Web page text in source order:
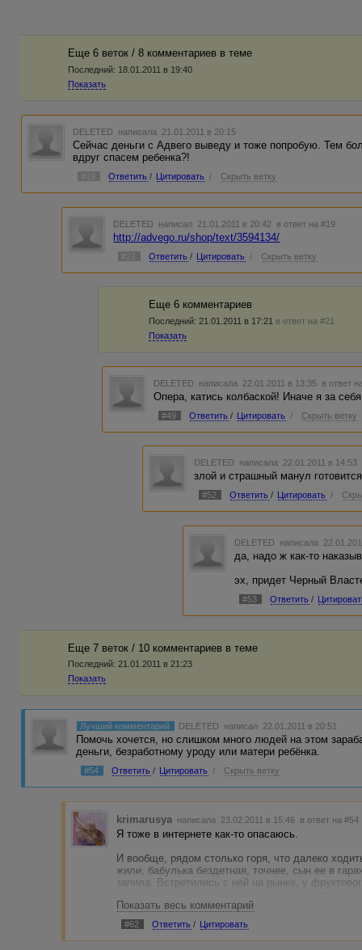
Еще 6 веток / 8 комментариев в темe
Последний: 18.01.2011 в 19:40
Показать
DELETED написала 21.01.2011 в 20:15
Сейчас деньги с Адвего выведу и тоже попробую. Тем
вдруг спасем ребенка?!
#19 Ответить / Цитировать / Скрыть ветку
DELETED написал 21.01.2011 в 20:42 в ответ на #19
http://advego.ru/shop/text/3594134/
#21 Ответить / Цитировать / Скрыть ветку
Еще 6 комментариев
Последний: 21.01.2011 в 17:21 в ответ на #21
Показать
DELETED написала 22.01.2011 в 13:35 в ответ
Опера, катись колбаской! Иначе я за
#49 Ответить / Цитировать / Скрыть ветку
DELETED написала 22.01.2011 в 14:53
злой и страшный манул
#52 Ответить / Цитировать /
DELETED написала
да, надо ж как-то
эх, придет Черный
#53 Ответить /
Еще 7 веток / 10 комментариев в темe
Последний: 21.01.2011 в 21:23
Показать
Лучший комментарий DELETED написал 22.01.2011 в 20:51
Помочь хочется, но слишком много людей на этом
деньги, безработному уроду или матери ребёнка.
#54 Ответить / Цитировать / Скрыть ветку
krimarusya написала 23.02.2011 в 15:46 в ответ на #54
Я тоже в интернете как-то опасаюсь.
И вообще, рядом столько горя, что далеко
жили, бабулька бездетная, точнее, сын ее в
запила. Встретились с ней на рынке, у
рассматривает дальше, а я купила ей черешни
она от меня, как от чумной, руками машет,
возмите, дескать, девушка Вам купила", а она
я расстроилась, и она, а нищие бы взяли.
Показать весь комментарий
#62 Ответить / Цитировать